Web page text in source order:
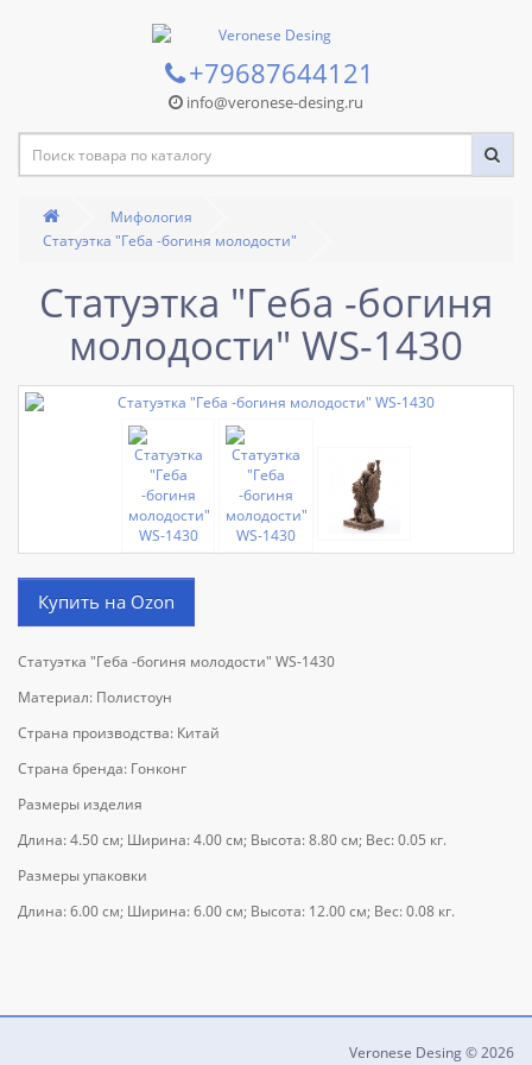
+79687644121
info@veronese-desing.ru
Мифология
Статуэтка "Геба -богиня молодости"
Статуэтка "Геба -богиня
молодости" WS-1430
Купить на Ozon
Статуэтка "Геба -богиня молодости" WS-1430
Материал: Полистоун
Страна производства: Китай
Страна бренда: Гонконг
Размеры изделия
Длина: 4.50 см; Ширина: 4.00 см; Высота: 8.80 см; Вес: 0.05 кг.
Размеры упаковки
Длина: 6.00 см; Ширина: 6.00 см; Высота: 12.00 см; Вес: 0.08 кг.
Veronese Desing © 2026